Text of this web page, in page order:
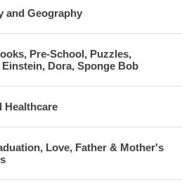
and Geography
Pre-School, Puzzles,
Dora, Sponge Bob
Healthcare
Love, Father & Mother's